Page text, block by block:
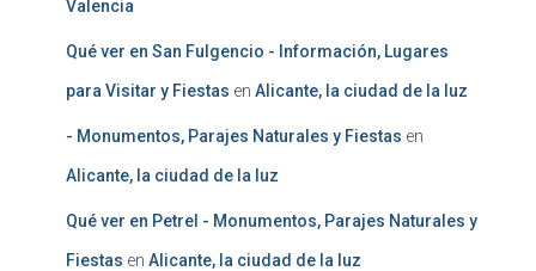
Valencia
Qué ver en San Fulgencio - Información, Lugares
para Visitar y Fiestas en Alicante, la ciudad de la luz
- Monumentos, Parajes Naturales y Fiestas en
Alicante, la ciudad de la luz
Qué ver en Petrel - Monumentos, Parajes Naturales y
Fiestas en Alicante, la ciudad de la luz